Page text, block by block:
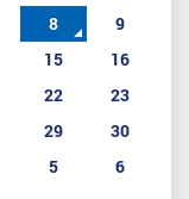
8
9
15
16
22
23
29
30
5 6